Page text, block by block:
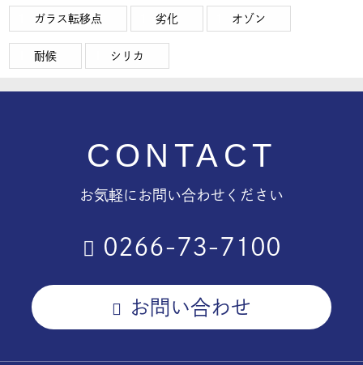
ガラス転移点 劣化 オゾン
耐候 シリカ
CONTACT
お気軽にお問い合わせください
0266-73-7100
お問い合わせ